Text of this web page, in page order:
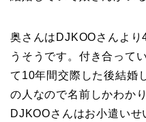
奥さんはDJKOOさんよ
うそうです。付き合って
て10年間交際した後結婚
の人なので名前しかわか
DJKOOさんはお小遣い